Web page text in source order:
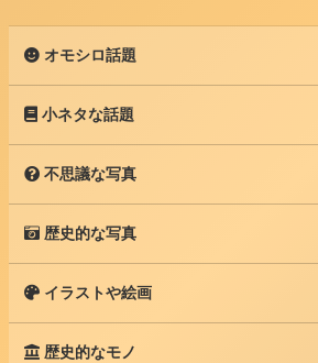
オモシロ話題
小ネタな話題
不思議な写真
歴史的な写真
イラストや絵画
歴史的なモノ